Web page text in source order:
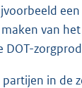
van
DOT-
in de